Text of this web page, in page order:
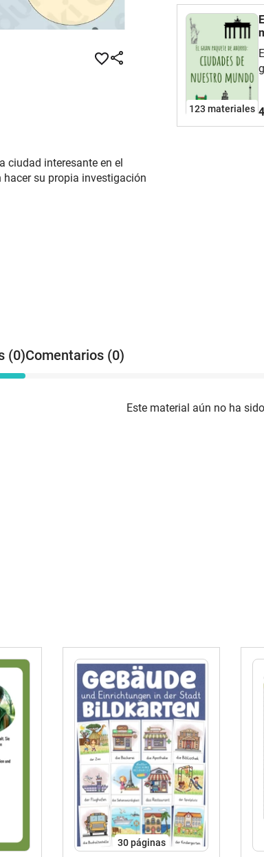
ciudad interesante en el
hacer su propia investigación
123 materiales
(0)Comentarios (0)
Este material aún no ha
30páginas